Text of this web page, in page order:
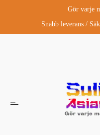
Gör varje
Snabb leverans /